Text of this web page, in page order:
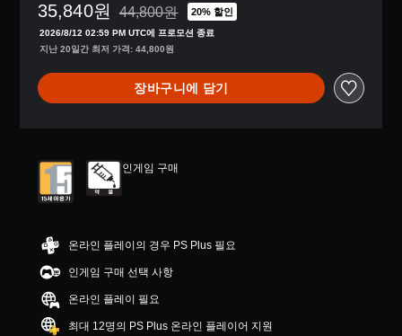
음
35,840원 44,800원의 원래 가격에서 할인됨
44,800원 20% 할인
2026/8/12 02:59 PM UTC에 프로모션 종료
지난 20일간 최저 가격: 44,800원
장바구니에 담기
인게임 구매
온라인 플레이의 경우 PS Plus 필요
인게임 구매 선택 사항
온라인 플레이 필요
최대 12명의 PS Plus 온라인 플레이어 지원